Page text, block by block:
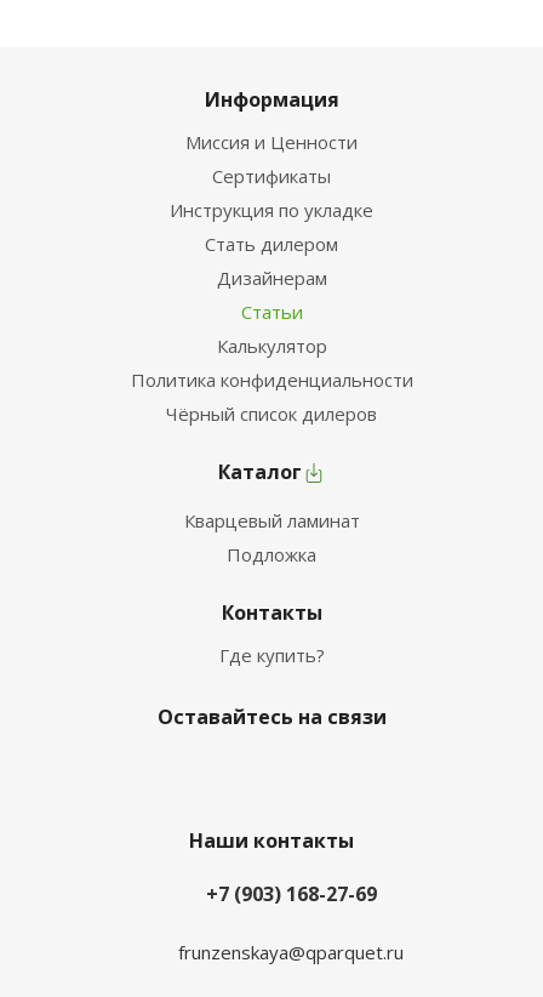
Информация
Миссия и Ценности
Сертификаты
Инструкция по укладке
Стать дилером
Дизайнерам
Статьи
Калькулятор
Политика конфиденциальности
Чёрный список дилеров
Каталог
Кварцевый ламинат
Подложка
Контакты
Где купить?
Оставайтесь на связи
Наши контакты
+7 (903) 168-27-69
frunzenskaya@qparquet.ru